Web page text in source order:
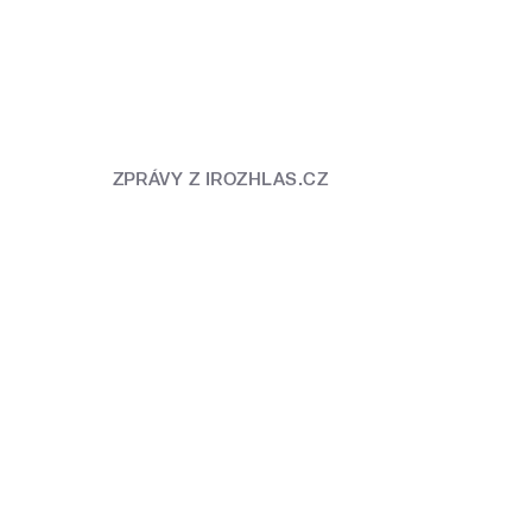
ZPRÁVY Z IROZHLAS.CZ